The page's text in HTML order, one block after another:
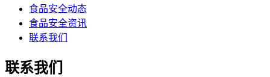
食品安全动态
食品安全资讯
联系我们
联系我们